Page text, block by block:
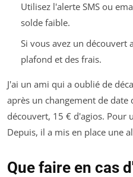
Utilisez l'alerte SMS ou
solde faible.
Si vous avez un découvert
plafond et des frais.
J'ai un ami qui a oublié de
après un changement de date
découvert, 15 € d'agios. Pour
Depuis, il a mis en place une
Que faire en cas